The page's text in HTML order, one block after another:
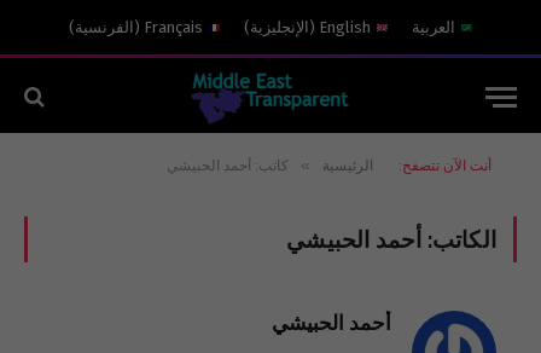
العربية English
( الإنجليزية)
Français
( الفرنسية)
أنت الآن تتصفح: الرئيسية » كاتب: أحمد الحبيشي
الكاتب: أحمد الحبيشي
أحمد الحبيشي